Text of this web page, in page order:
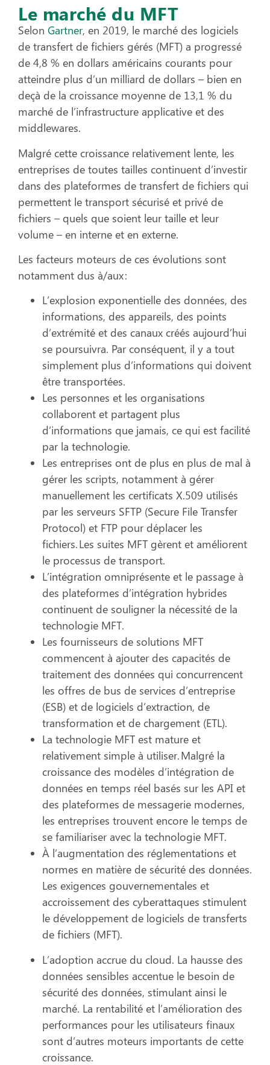
Le marché du MFT
Selon Gartner, en 2019, le marché des logiciels
de transfert de fichiers gérés (MFT) a progressé
de 4,8 % en dollars américains courants pour
atteindre plus d’un milliard de dollars – bien en
deçà de la croissance moyenne de 13,1 % du
marché de l’infrastructure applicative et des
middlewares.
Malgré cette croissance relativement lente, les
entreprises de toutes tailles continuent d’investir
dans des plateformes de transfert de fichiers qui
permettent le transport sécurisé et privé de
fichiers – quels que soient leur taille et leur
volume – en interne et en externe.
Les facteurs moteurs de ces évolutions sont
notamment dus à/aux :
L’explosion exponentielle des données, des
informations, des appareils, des points
d’extrémité et des canaux créés aujourd’hui
se poursuivra. Par conséquent, il y a tout
simplement plus d’informations qui doivent
être transportées.
Les personnes et les organisations
collaborent et partagent plus
d’informations que jamais, ce qui est facilité
par la technologie.
Les entreprises ont de plus en plus de mal à
gérer les scripts, notamment à gérer
manuellement les certificats X.509 utilisés
par les serveurs SFTP (Secure File Transfer
Protocol) et FTP pour déplacer les
fichiers. Les suites MFT gèrent et améliorent
le processus de transport.
L’intégration omniprésente et le passage à
des plateformes d’intégration hybrides
continuent de souligner la nécessité de la
technologie MFT.
Les fournisseurs de solutions MFT
commencent à ajouter des capacités de
traitement des données qui concurrencent
les offres de bus de services d’entreprise
(ESB) et de logiciels d’extraction, de
transformation et de chargement (ETL).
La technologie MFT est mature et
relativement simple à utiliser. Malgré la
croissance des modèles d’intégration de
données en temps réel basés sur les API et
des plateformes de messagerie modernes,
les entreprises trouvent encore le temps de
se familiariser avec la technologie MFT.
À l’augmentation des réglementations et
normes en matière de sécurité des données.
Les exigences gouvernementales et
accroissement des cyberattaques stimulent
le développement de logiciels de transferts
de fichiers (MFT).
L’adoption accrue du cloud. La hausse des
données sensibles accentue le besoin de
sécurité des données, stimulant ainsi le
marché. La rentabilité et l’amélioration des
performances pour les utilisateurs finaux
sont d’autres moteurs importants de cette
croissance.